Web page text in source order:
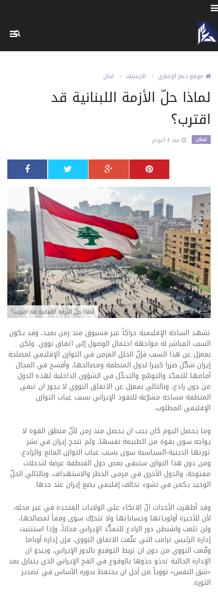
موقع دعم الإخباري الارشيف لبنان
لماذا حلّ الأزمة اللبنانية قد
اقترب؟
لبنان منذ 4 أعوام
لماذا حلّ الأزمة اللبنانية قد اقترب؟
تشهد الساحة الإقليمية حراكاً غير مسبوق منذ زمن بعيد، وقد يكون
السبب المباشر له مواجهة احتمال الوصول إلى اتفاق نووي. ولكن
بمعزل عن هذا السبب فإنّ الخلل المزمن في التوازن الإقليمي لمصلحة
إيران شكّل ضررا كبيرا لدول المنطقة ومصالحها، وأفسح في المجال
أمامها للتمدّد والتوسّع والتدخّل في الشؤون الداخلية لهذه الدول
من دون رادع، وبالتالي بمعزل عن الاتفاق النووي لا يجوز ان تبقى
المنطقة مساحة مشرّعة للنفوذ الإيراني بسبب غياب التوازن
الإقليمي المطلوب.
وما يحصل اليوم كان يجب ان يحصل منذ زمن لأنّ منطق القوة لا
يواجه سوى بقوة من الطبيعة نفسها، ولم تنجح إيران في نشر
ثورتها الدينية-السياسية سوى بسبب غياب التوازن المانع والرادع،
ومن دون هذا التوازن ستبقى بعض دول المنطقة عرضة لتدخلات
مفتوحة، والدول الأخرى في مرمى الخطر والاستهداف، وبالتالي الحلّ
الوحيد يكمن في نشوء تحالف إقليمي يضع إيران عند حدها.
وقد أظهرت الأحداث انّ الاتكاء على الولايات المتحدة في غير محله،
لأن للأخيرة أولوياتها وحساباتها ولا تتحرّك سوى وفقاً لمصالحها،
ولن تلعب واشنطن دور الرادع للتمدُّد الإيراني مجاناً، وإذا استثنيت
إدارة الرئيس ترامب التي علّقت الاتفاق النووي، فإن إدارة أوباما
وقّعت النووي من دون ان تربط التوقيع بالدور الإيراني، ويبدو ان
الإدارة الحالية تحذو حذوها بالوقوع في الفخ الإيراني الذي يتنازل بعد
«شق النفس» نووياً من أجل ان يحتفظ بدوره الأساس في تصدير
الثورة.